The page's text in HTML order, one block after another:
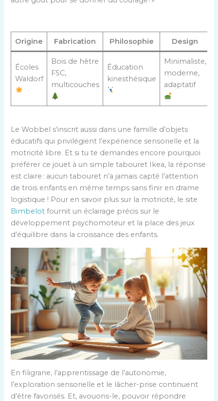
Origine Fabrication Philosophie Design
Écoles
Waldorf
Bois de hêtre
FSC,
multicouches
Éducation
kinesthésique
Minimaliste,
moderne,
adaptatif
Le Wobbel s’inscrit aussi dans une famille d’objets
éducatifs qui privilégient l’expérience sensorielle et la
motricité libre. Et si tu te demandes encore pourquoi
préférer ce jouet à un simple tabouret Ikea, la réponse
est claire : aucun tabouret n’a jamais capté l’attention
de trois enfants en même temps sans finir en drame
logistique ! Pour en savoir plus sur la motricité, le site
Bimbelot fournit un éclairage précis sur le
développement psychomoteur et la place des jeux
d’équilibre dans la croissance des enfants.
En filigrane, l’apprentissage de l’autonomie,
l’exploration sensorielle et le lâcher-prise continuent
d’être favorisés. Et, avouons-le, pouvoir répondre